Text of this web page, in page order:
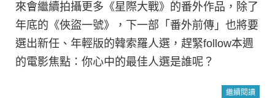
來會繼續拍攝更多《星際大戰》的番外作品，除了
年底的《俠盜一號》，下一部「番外前傳」也將要
選出新任、年輕版的韓索羅人選，趕緊follow本週
的電影焦點：你心中的最佳人選是誰呢？
繼續閱讀